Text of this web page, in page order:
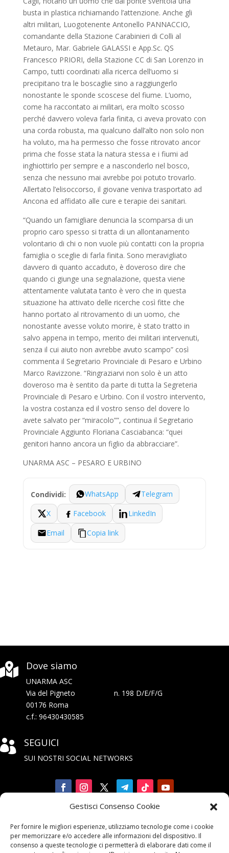
Gestisci Consenso Cookie
Per fornire le migliori esperienze, utilizziamo tecnologie come i cookie
per memorizzare e/o accedere alle informazioni del dispositivo. Il
consenso a queste tecnologie ci permetterà di elaborare dati come il
busta in plastica richiamando l’attenzione. Anche gli
altri militari, Luogotenente Antonello PANNACCIO,
comandante della Stazione Carabinieri di Colli al
Metauro, Mar. Gabriele GALASSI e App.Sc. QS
Francesco PRIORI, della Stazione CC di San Lorenzo in
Campo, tutti coordinati alla ricerca dell’uomo si
precipitano tra le boscaglie sino a raggiungerlo
nonostante le sponde scoscese del fiume. L’uomo,
come ha raccontato ai militari, era molto scosso
perché davvero voleva farla finita, ci aveva provato con
una corda robusta, ma qualcuno dall’alto non solo non
ha voluto, ma ha permesso che fosse ritrovato ancor
prima che fosse stata la natura stessa e i fiumi ad
inghiottirlo per sempre e a nasconderlo nel bosco,
senza che nessuno mai avrebbe poi potuto trovarlo.
Allertato l’elisoccorso, il giovane veniva trasportato ad
Ancona ed affidato alle cure e terapie dei sanitari.
“Quando un famigliare denuncia la scomparsa di un
proprio caro spesso si tratta di un allontanamento
volontario di chi o non vuole più contatti con la propria
famiglia o sceglie di farla finita. Sono meravigliato
davvero di quanto accaduto, è doveroso dire che
quando ci giunge una segnalazione, questa viene
attentamente valutata tanto è vero che in questa
situazione ha attivato delle ricerche così fitte che
hanno portato al ritrovamento di un uomo, che
nonostante avesse voluto morire, è stato tratto in
salvo appena in tempo, merito dei militari intervenuti,
senza il cui aiuto non avrebbe avuto scampo” così
commenta il Segretario Provinciale di Pesaro e Urbino
Marco Ravizzone. “Ringraziarvi non solo è un atto
doveroso ma è sentito da parte di tutta la Segreteria
Provinciale di Pesaro e Urbino. Con il vostro intervento,
la vostra costanza ed il vostro senso del dovere lo
avete salvato per “miracolo””, continua il Segretario
Provinciale Aggiunto Floriana Casciabanca: “quei
genitori hanno ancora un figlio da abbracciare”.
UNARMA ASC – PESARO E URBINO
Condividi: WhatsApp
Telegram
X
Facebook
LinkedIn
Email
Copia link
 Dove siamo
UNARMA ASC
Via del Pigneto n. 198 D/E/F/G
00176 Roma
c.f.: 96430430585
 SEGUICI
SUI NOSTRI SOCIAL NETWORKS

alla Newsletter